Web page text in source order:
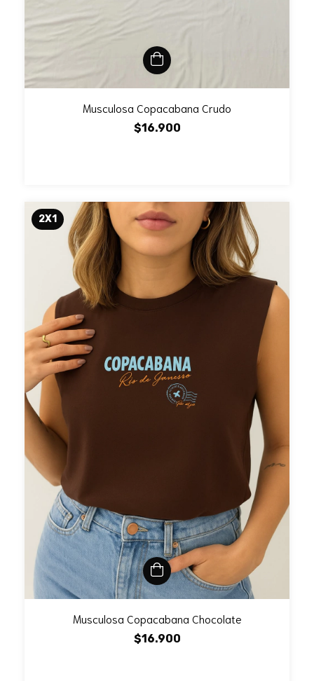
Musculosa Copacabana Crudo
$16.900
2X1
Musculosa Copacabana Chocolate
$16.900